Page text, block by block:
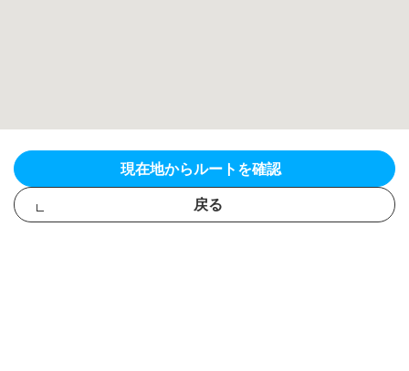
現在地からルートを確認
戻る